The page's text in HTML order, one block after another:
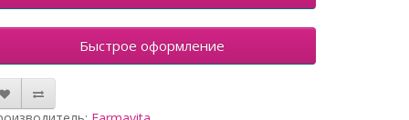
Быстрое оформление